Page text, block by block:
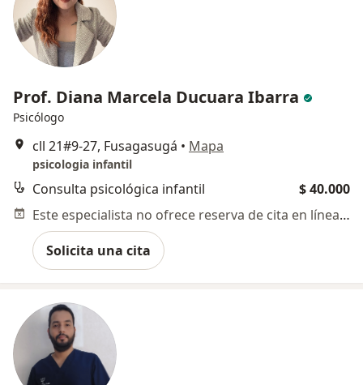
Prof. Diana Marcela Ducuara Ibarra
Psicólogo
cll 21#9-27, Fusagasugá • Mapa
psicologia infantil
Consulta psicológica infantil
$ 40.000
Este especialista no ofrece reserva de cita en línea en esta dirección.
Solicita una cita